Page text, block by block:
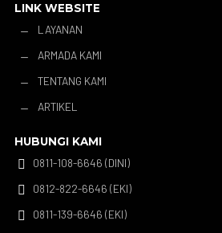
LINK WEBSITE
K
LAYANAN
K ARMADA KAMI
K TENTANG KAMI
K ARTIKEL
HUBUNGI KAMI

0811-108-6646 (DINI)

0812-822-6646 (EKI)

0811-139-6646 (EKI)